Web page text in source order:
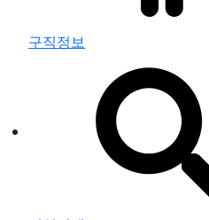
구직정보